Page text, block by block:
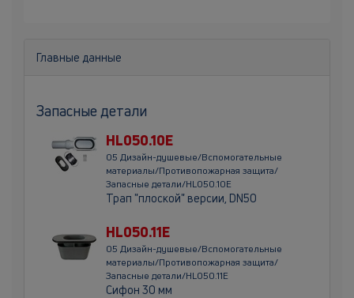
Главные данные
Запасные детали
HL050.10E
05 Дизайн-душевые/Вспомогательные
материалы/Противопожарная защита/
Запасные детали/HL050.10E
Трап "плоской" версии, DN50
HL050.11E
05 Дизайн-душевые/Вспомогательные
материалы/Противопожарная защита/
Запасные детали/HL050.11E
Сифон 30 мм